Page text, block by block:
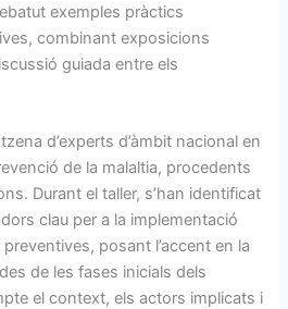
exemples pràctics
combinant exposicions
guiada entre els
d’experts d’àmbit nacional en
de la malaltia, procedents
Durant el taller, s’han identificat
clau per a la implementació
posant l’accent en la
de les fases inicials dels
el context, els actors implicats i